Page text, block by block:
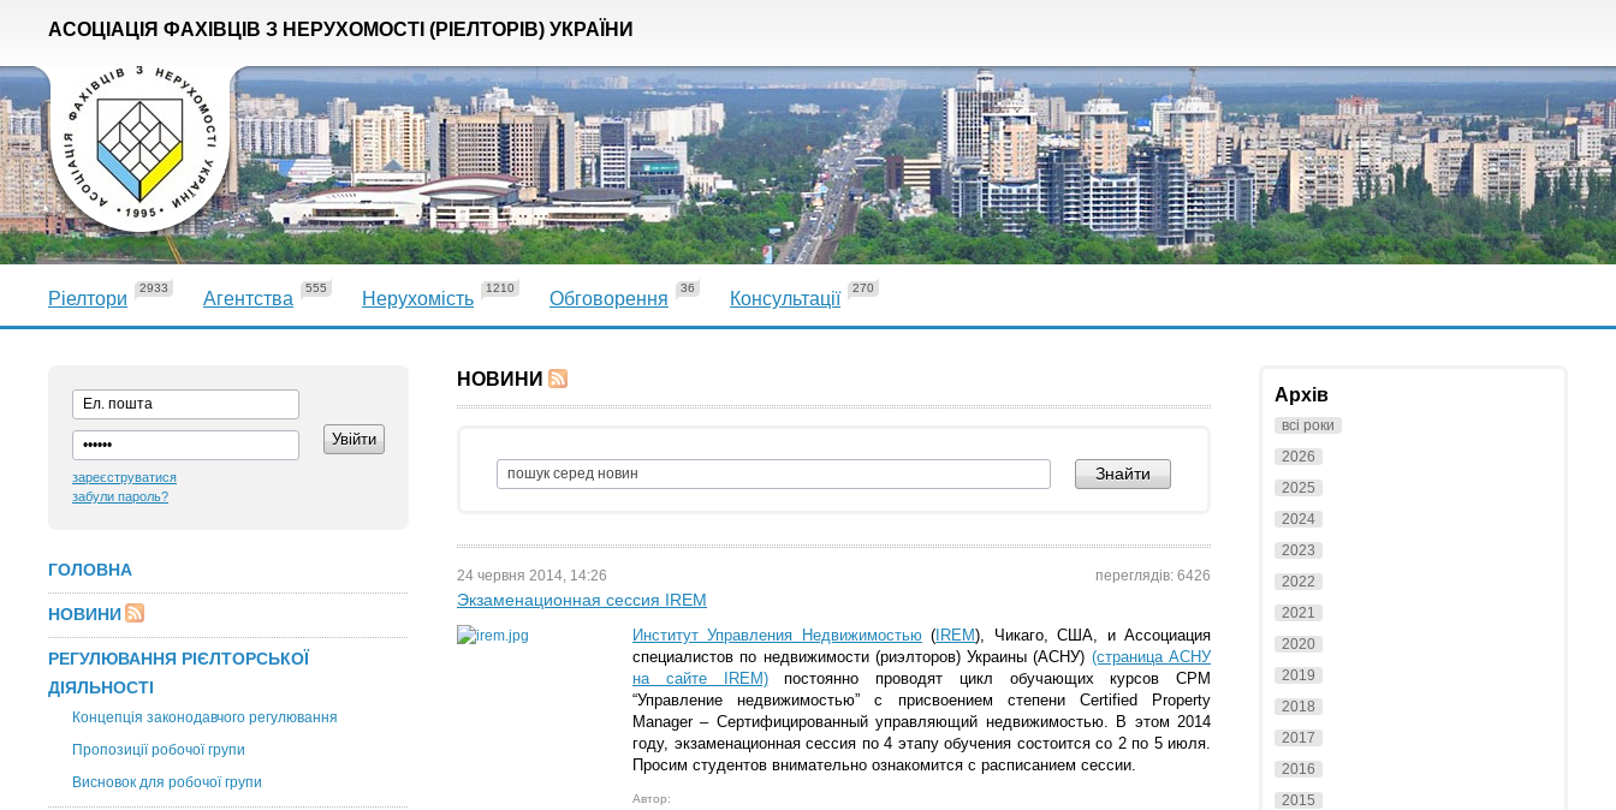
АСОЦІАЦІЯ ФАХІВЦІВ З НЕРУХОМОСТІ (РІЕЛТОРІВ) УКРАЇНИ
Ріелтори
2933
Агентства
555
Нерухомість
1210
Обговорення
36
Консультації
270
зареєструватися
забули пароль?
ГОЛОВНА
НОВИНИ
РЕГУЛЮВАННЯ РІЄЛТОРСЬКОЇ
ДІЯЛЬНОСТІ
Концепція законодавчого регулювання
Пропозиції робочої групи
Висновок для робочої групи
НОВИНИ
24 червня 2014, 14:26 переглядів: 6426
Экзаменационная сессия IREM
Институт Управления Недвижимостью( IREM), Чикаго, США, иАссоциация
специалистов по недвижимости (риэлторов) Украины (АСНУ) (cтраница АСНУ
на сайте IREM)постоянно проводят цикл обучающих курсов СРМ
“Управление недвижимостью” с присвоением степени Certified Property
Manager – Сертифицированный управляющий недвижимостью. В этом 2014
году, экзаменационная сессия по 4 этапу обучения состоится со 2 по 5 июля.
Просим студентов внимательно ознакомится с расписанием сессии.
Автор:
Архів
всі роки
2026
2025
2024
2023
2022
2021
2020
2019
2018
2017
2016
2015